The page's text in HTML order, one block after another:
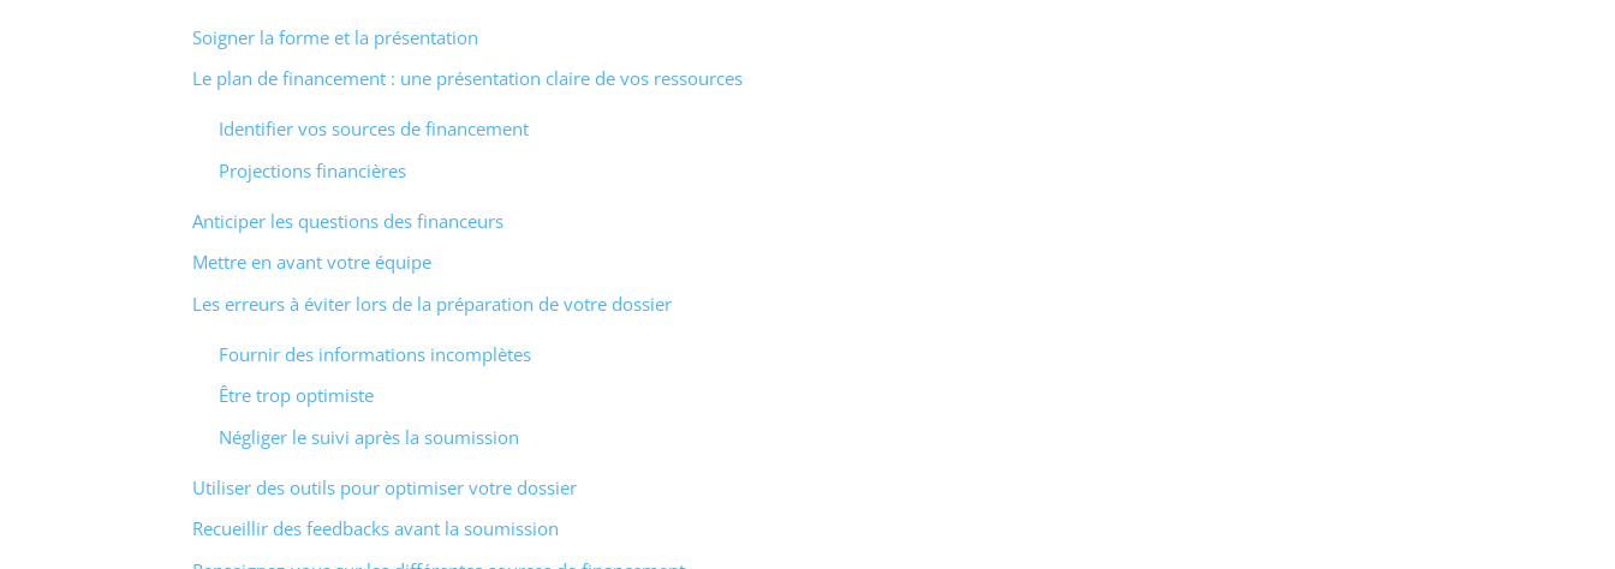
Soigner la forme et la présentation
Le plan de financement : une présentation claire de vos ressources
Identifier vos sources de financement
Projections financières
Anticiper les questions des financeurs
Mettre en avant votre équipe
Les erreurs à éviter lors de la préparation de votre dossier
Fournir des informations incomplètes
Être trop optimiste
Négliger le suivi après la soumission
Utiliser des outils pour optimiser votre dossier
Recueillir des feedbacks avant la soumission